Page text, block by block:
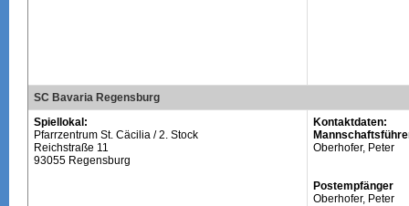
SC Bavaria Regensburg
Spiellokal:
Pfarrzentrum St. Cäcilia / 2. Stock
Reichstraße 11
93055 Regensburg
Kontaktdaten:
Oberhofer, Peter
Postempfänger
Oberhofer, Peter